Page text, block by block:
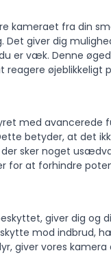
kameraet fra din
giver dig
er væk. Denne
øjeblikkeligt
med avancerede
betyder, at det
sker noget
at forhindre
giver dig og
mod indbrud,
giver vores kamera